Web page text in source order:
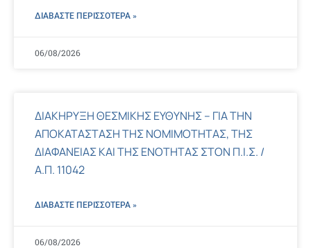
ΔΙΑΒΑΣΤΕ ΠΕΡΙΣΣΌΤΕΡΑ »
06/08/2026
ΔΙΑΚΗΡΥΞΗ ΘΕΣΜΙΚΗΣ ΕΥΘΥΝΗΣ – ΓΙΑ ΤΗΝ
ΑΠΟΚΑΤΑΣΤΑΣΗ ΤΗΣ ΝΟΜΙΜΟΤΗΤΑΣ, ΤΗΣ
ΔΙΑΦΑΝΕΙΑΣ ΚΑΙ ΤΗΣ ΕΝΟΤΗΤΑΣ ΣΤΟΝ Π.Ι.Σ. /
Α.Π. 11042
ΔΙΑΒΑΣΤΕ ΠΕΡΙΣΣΌΤΕΡΑ »
06/08/2026